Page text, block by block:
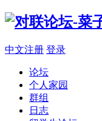
中文注册 登录
论坛
个人家园
群组
日志